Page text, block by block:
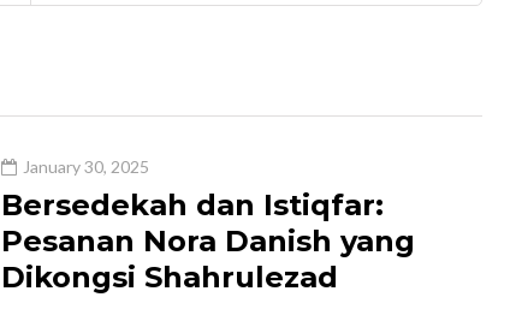
January 30, 2025
Bersedekah dan Istiqfar:
Pesanan Nora Danish yang
Dikongsi Shahrulezad